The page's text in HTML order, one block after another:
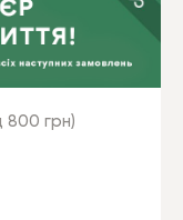
800 грн)